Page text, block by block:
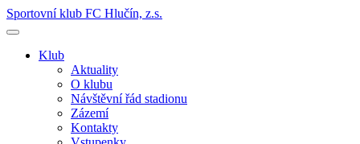
Sportovní klub FC Hlučín, z.s.
Klub
Aktuality
O klubu
Návštěvní řád stadionu
Zázemí
Kontakty